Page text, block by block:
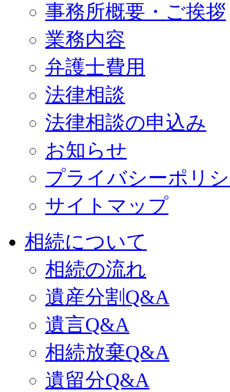
事務所概要・ご挨拶
業務内容
弁護士費用
法律相談
法律相談の申込み
お知らせ
プライバシーポリ
サイトマップ
相続について
相続の流れ
遺産分割Q&A
遺言Q&A
相続放棄Q&A
遺留分Q&A